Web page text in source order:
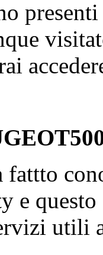
fattto
e
utili